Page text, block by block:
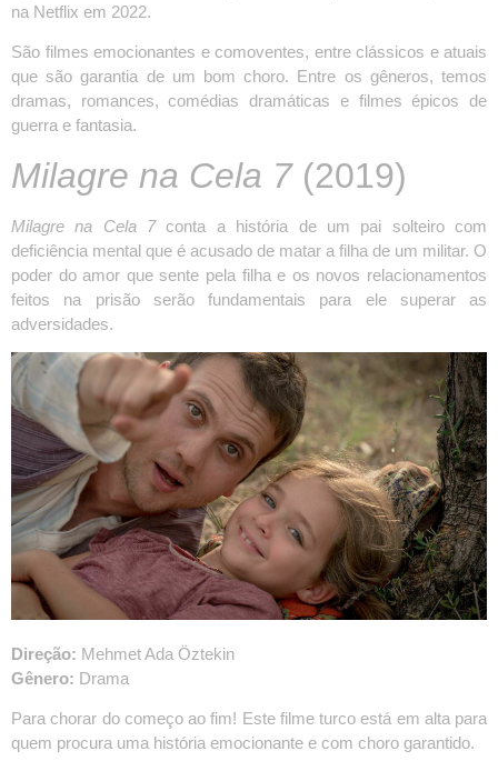
na Netflix em 2022.
São filmes emocionantes e comoventes, entre clássicos e atuais
que são garantia de um bom choro. Entre os gêneros, temos
dramas, romances, comédias dramáticas e filmes épicos de
guerra e fantasia.
Milagre na Cela 7 (2019)
Milagre na Cela 7conta a história de um pai solteiro com
deficiência mental que é acusado de matar a filha de um militar. O
poder do amor que sente pela filha e os novos relacionamentos
feitos na prisão serão fundamentais para ele superar as
adversidades.
Direção: Mehmet Ada Öztekin
Gênero: Drama
Para chorar do começo ao fim! Este filme turco está em alta para
quem procura uma história emocionante e com choro garantido.